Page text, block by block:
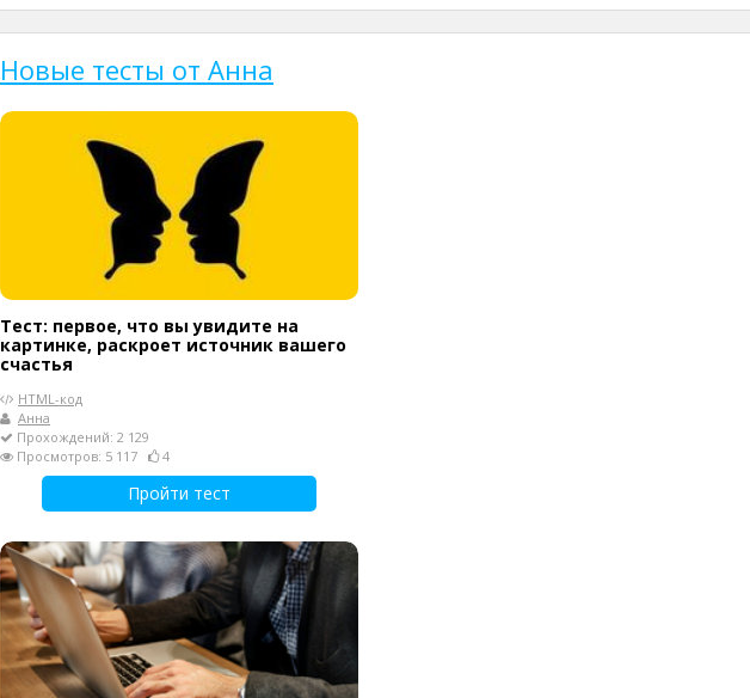
Новые тесты от Анна
Тест: первое, что вы увидите на
картинке, раскроет источник вашего
счастья
HTML-код
Анна
Прохождений: 2 129
Просмотров: 5 117
4
Пройти тест